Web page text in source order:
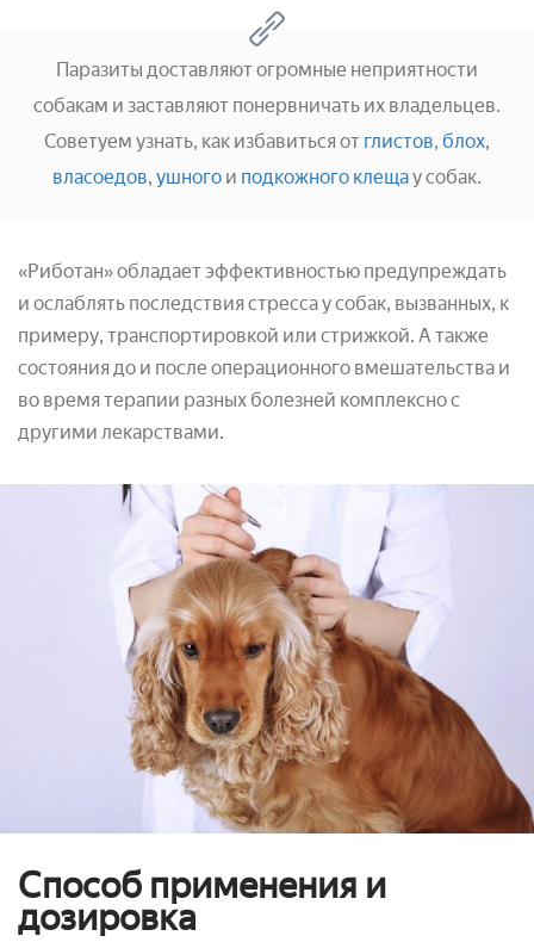
Паразиты доставляют огромные неприятности
собакам и заставляют понервничать их владельцев.
Советуем узнать, как избавиться от глистов, блох,
власоедов, ушного и подкожного клещау собак.
«Риботан» обладает эффективностью предупреждать
и ослаблять последствия стресса у собак, вызванных, к
примеру, транспортировкой или стрижкой. А также
состояния до и после операционного вмешательства и
во время терапии разных болезней комплексно с
другими лекарствами.
Способ применения и
дозировка